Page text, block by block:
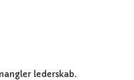
lederskab.